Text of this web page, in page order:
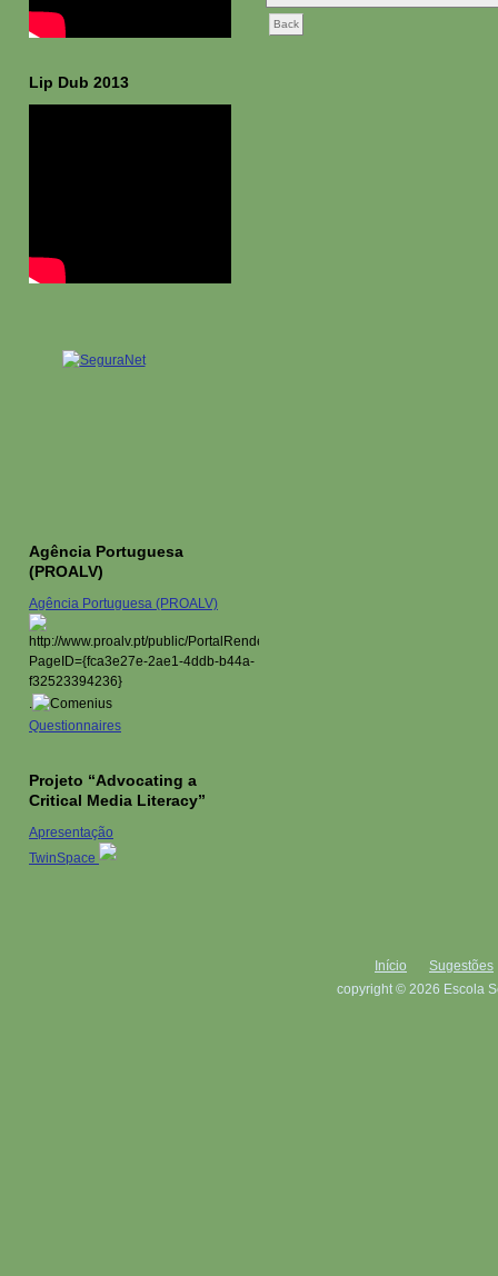
Back
Lip Dub 2013
Agência Portuguesa
(PROALV)
Agência Portuguesa (PROALV)
.
Questionnaires
Projeto “Advocating a
Critical Media Literacy”
Apresentação
TwinSpace
Início
Sugestões
copyright © 2026 Escola